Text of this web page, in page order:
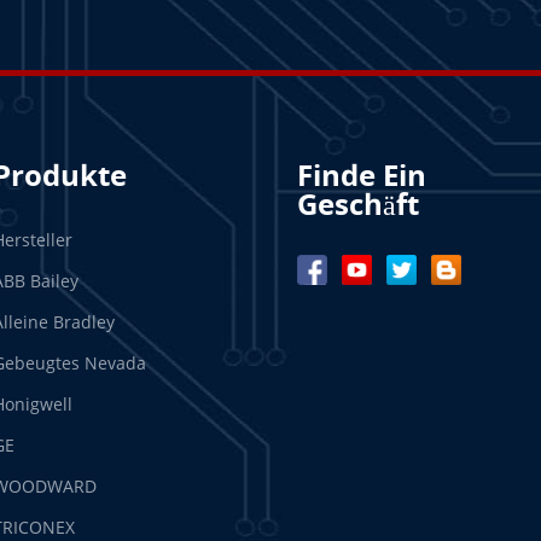
Bailey
Bradley
Nevada
Finde Ein
Geschäft